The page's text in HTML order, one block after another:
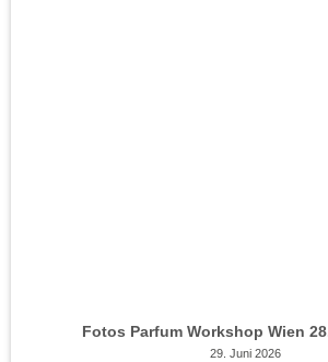
Fotos Parfum Workshop Wien
29. Juni 2026